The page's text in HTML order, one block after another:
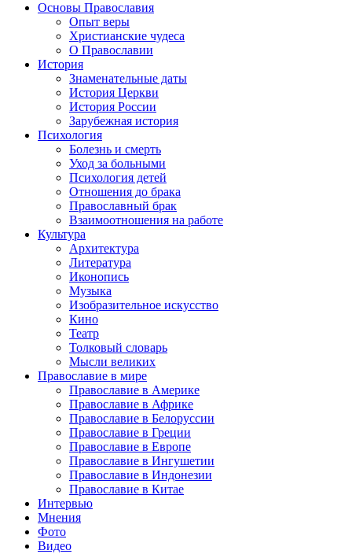
Основы Православия
Опыт веры
Христианские чудеса
О Православии
История
Знаменательные даты
История Церкви
История России
Зарубежная история
Психология
Болезнь и смерть
Уход за больными
Психология детей
Отношения до брака
Православный брак
Взаимоотношения на работе
Культура
Архитектура
Литература
Иконопись
Музыка
Изобразительное искусство
Кино
Театр
Толковый словарь
Мысли великих
Православие в мире
Православие в Америке
Православие в Африке
Православие в Белоруссии
Православие в Греции
Православие в Европе
Православие в Ингушетии
Православие в Индонезии
Православие в Китае
Интервью
Мнения
Фото
Видео